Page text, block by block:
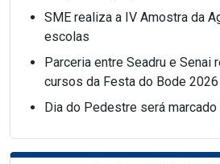
SME realiza a IV Amostra da
escolas
Parceria entre Seadru e Senai
cursos da Festa do Bode 2026
Dia do Pedestre será